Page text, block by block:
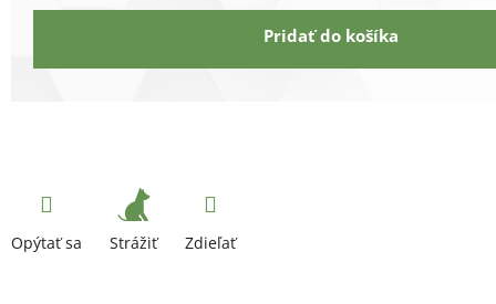
Pridať do košíka
Opýtať sa Strážiť Zdieľať